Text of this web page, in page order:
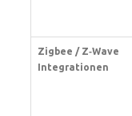
Zigbee / Z‑Wave
Integrationen